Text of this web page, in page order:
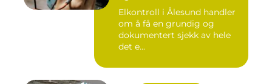
Elkontroll i Ålesund handler
om å få en grundig og
dokumentert sjekk av hele
det e...